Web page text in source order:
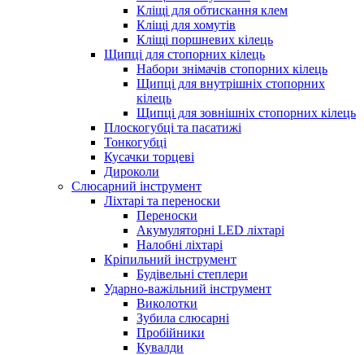
Кліщі для обтискання клем
Кліщі для хомутів
Кліщі поршневих кілець
Щипці для стопорних кілець
Набори знімачів стопорних кілець
Щипці для внутрішніх стопорних
кілець
Щипці для зовнішніх стопорних кілець
Плоскогубці та пасатижі
Тонкогубці
Кусачки торцеві
Дироколи
Слюсарний інструмент
Ліхтарі та переноски
Переноски
Акумуляторні LED ліхтарі
Налобні ліхтарі
Кріпильний інструмент
Будівельні степлери
Ударно-важільний інструмент
Виколотки
Зубила слюсарні
Пробійники
Кувалди